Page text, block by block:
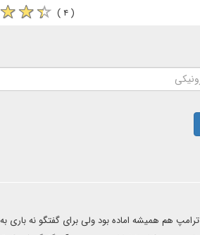
( ۴ )
ترامپ هم همیشه اماده بود ولی برای گفتگو نه باری